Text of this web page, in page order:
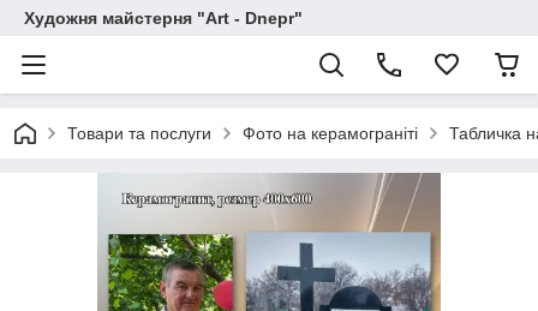
Художня майстерня "Art - Dnepr"
Товари та послуги Фото на керамограніті Табличка